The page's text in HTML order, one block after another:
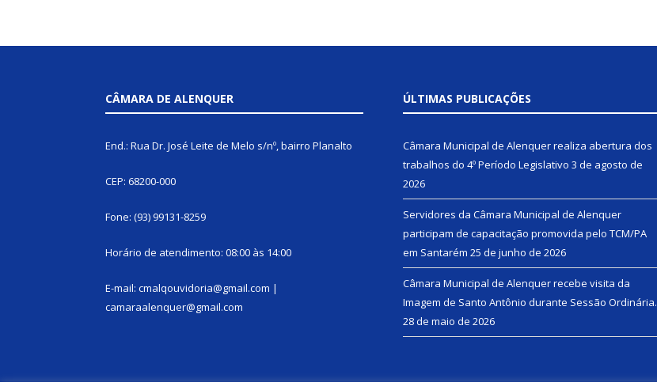
CÂMARA DE ALENQUER
End.: Rua Dr. José Leite de Melo s/nº, bairro Planalto
CEP: 68200-000
Fone: (93) 99131-8259
Horário de atendimento: 08:00 às 14:00
E-mail: cmalqouvidoria@gmail.com |
camaraalenquer@gmail.com
ÚLTIMAS PUBLICAÇÕES
Câmara Municipal de Alenquer realiza abertura dos
trabalhos do 4º Período Legislativo 3 de agosto de
2026
Servidores da Câmara Municipal de Alenquer
participam de capacitação promovida pelo TCM/PA
em Santarém 25 de junho de 2026
Câmara Municipal de Alenquer recebe visita da
Imagem de Santo Antônio durante Sessão Ordinária.
28 de maio de 2026